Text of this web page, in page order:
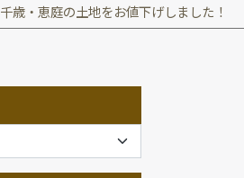
千歳・恵庭の土地をお値下げしました！